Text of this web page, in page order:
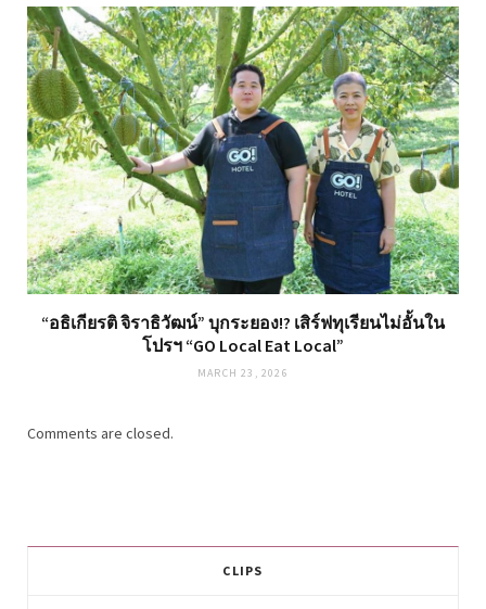
“อธิเกียรติ จิราธิวัฒน์” บุกระยอง!? เสิร์ฟทุเรียนไม่อั้นใน
โปรฯ “GO Local Eat Local”
MARCH 23, 2026
Comments are closed.
CLIPS